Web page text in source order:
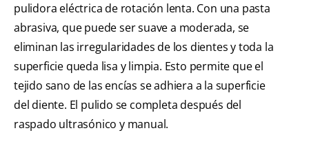
pulidora eléctrica de rotación lenta. Con una pasta
abrasiva, que puede ser suave a moderada, se
eliminan las irregularidades de los dientes y toda la
superficie queda lisa y limpia. Esto permite que el
tejido sano de las encías se adhiera a la superficie
del diente. El pulido se completa después del
raspado ultrasónico y manual.